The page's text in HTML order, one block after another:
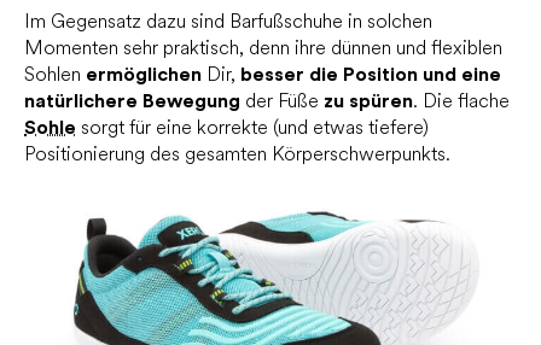
Im Gegensatz dazu sind Barfußschuhe in solchen
Momenten sehr praktisch, denn ihre dünnen und flexiblen
Sohlen ermöglichen Dir, besser die Position und eine
natürlichere Bewegung der Füße zu spüren. Die flache
Sohle sorgt für eine korrekte (und etwas tiefere)
Positionierung des gesamten Körperschwerpunkts.